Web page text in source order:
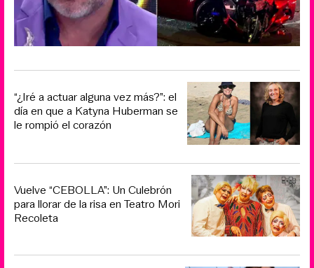
“¿Iré a actuar alguna vez más?”: el
día en que a Katyna Huberman se
le rompió el corazón
Vuelve “CEBOLLA”: Un Culebrón
para llorar de la risa en Teatro Mori
Recoleta